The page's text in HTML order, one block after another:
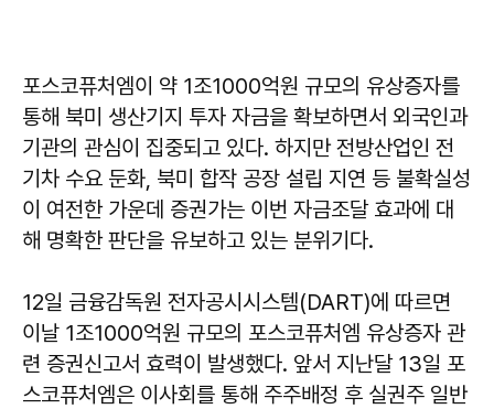
포스코퓨처엠이 약 1조1000억원 규모의 유상증자를
통해 북미 생산기지 투자 자금을 확보하면서 외국인과
기관의 관심이 집중되고 있다. 하지만 전방산업인 전
기차 수요 둔화, 북미 합작 공장 설립 지연 등 불확실성
이 여전한 가운데 증권가는 이번 자금조달 효과에 대
해 명확한 판단을 유보하고 있는 분위기다.
12일 금융감독원 전자공시시스템(DART)에 따르면
이날 1조1000억원 규모의 포스코퓨처엠 유상증자 관
련 증권신고서 효력이 발생했다. 앞서 지난달 13일 포
스코퓨처엠은 이사회를 통해 주주배정 후 실권주 일반